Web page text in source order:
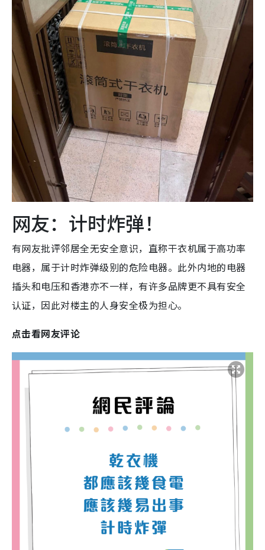
网友：计时炸弹！
有网友批评邻居全无安全意识，直称干衣机属于高功率
电器，属于计时炸弹级别的危险电器。此外内地的电器
插头和电压和香港亦不一样，有许多品牌更不具有安全
认证，因此对楼主的人身安全极为担心。
点击看网友评论